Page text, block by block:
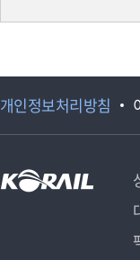
개인정보처리방침